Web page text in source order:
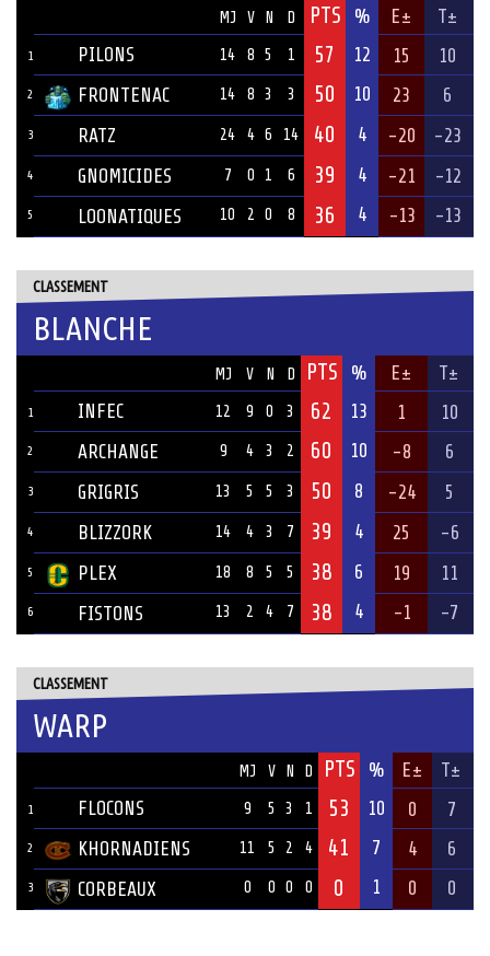
MJ V N D PTS % E± T±
1 PILONS 14 8 5 1 57 12 15 10
2 FRONTENAC 14 8 3 3 50 10 23 6
3 RATZ 24 4 6 14 40 4 -20 -23
4 GNOMICIDES 7 0 1 6 39 4 -21 -12
5 LOONATIQUES 10 2 0 8 36 4 -13 -13
CLASSEMENT
BLANCHE
MJ V N D PTS % E± T±
1 INFEC 12 9 0 3 62 13 1 10
2 ARCHANGE 9 4 3 2 60 10 -8 6
3 GRIGRIS 13 5 5 3 50 8 -24 5
4 BLIZZORK 14 4 3 7 39 4 25 -6
5 PLEX 18 8 5 5 38 6 19 11
6 FISTONS 13 2 4 7 38 4 -1 -7
CLASSEMENT
WARP
MJ V N D PTS % E± T±
1 FLOCONS 9 5 3 1 53 10 0 7
2 KHORNADIENS 11 5 2 4 41 7 4 6
3 CORBEAUX 0 0 0 0 0 1 0 0